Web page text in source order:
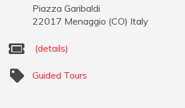
Piazza Garibaldi
22017 Menaggio (CO) Italy
(details)
Guided Tours